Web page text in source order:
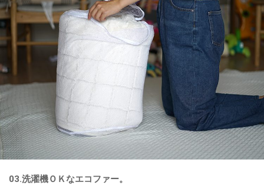
03.洗濯機ＯＫなエコファー。